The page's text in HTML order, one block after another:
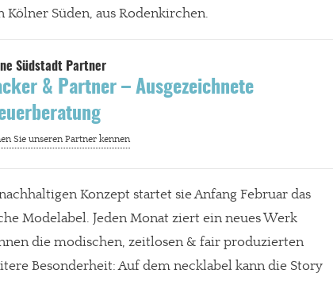
Süden, aus Rodenkirchen.
& Partner – Ausgezeichnete
Konzept startet sie Anfang Februar das
Modelabel. Jeden Monat ziert ein neues Werk
die modischen, zeitlosen & fair produzierten
Besonderheit: Auf dem necklabel kann die Story